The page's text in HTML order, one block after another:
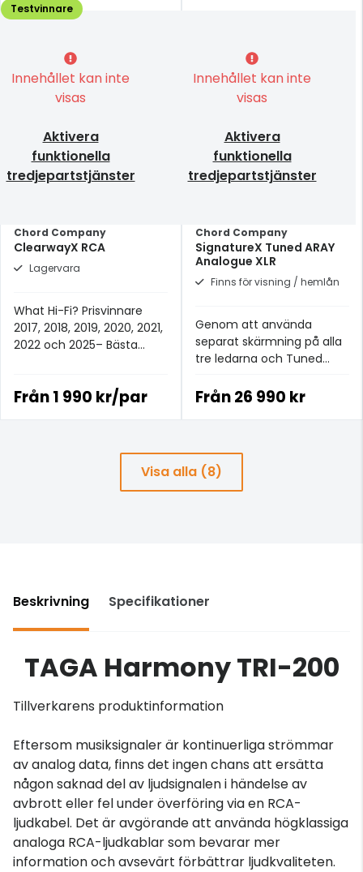
Innehållet kan inte
visas
Aktivera
funktionella
tredjepartstjänster
Chord Company
ClearwayX RCA
Lagervara
What Hi-Fi? Prisvinnare
2017, 2018, 2019, 2020, 2021,
2022 och 2025– Bästa
Testvinnare
Från1 990 kr/par
Innehållet kan inte
visas
Aktivera
funktionella
tredjepartstjänster
Chord Company
SignatureX Tuned ARAY
Analogue XLR
Finns för visning / hemlån
Genom att använda
separat skärmning på alla
tre ledarna och Tuned
kunnat producera en
Från26 990 kr
Visa alla (8)
Beskrivning Specifikationer
TAGA Harmony TRI-200
Tillverkarens produktinformation
Eftersom musiksignaler är kontinuerliga strömmar
av analog data, finns det ingen chans att ersätta
någon saknad del av ljudsignalen i händelse av
avbrott eller fel under överföring via en RCA-
ljudkabel. Det är avgörande att använda högklassiga
analoga RCA-ljudkablar som bevarar mer
information och avsevärt förbättrar ljudkvaliteten.